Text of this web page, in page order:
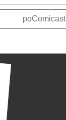
poComicast